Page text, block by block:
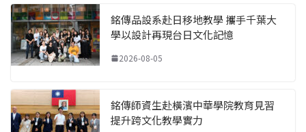
銘傳品設系赴日移地教學 攜手千葉大
學以設計再現台日文化記憶
2026-08-05
銘傳師資生赴橫濱中華學院教育見習
提升跨文化教學實力